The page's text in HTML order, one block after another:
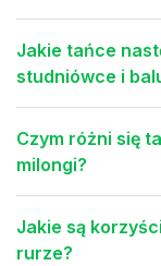
Jakie tańce
studniówce i
Czym różni się
milongi?
Jakie są
rurze?